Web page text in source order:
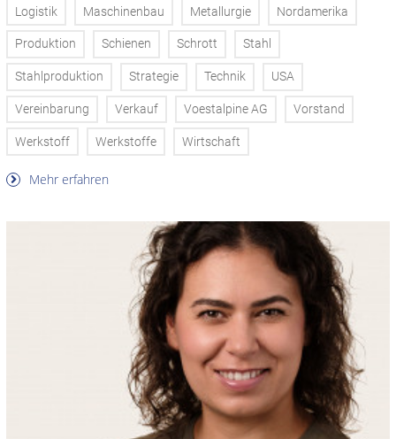
Logistik Maschinenbau Metallurgie Nordamerika
Produktion Schienen Schrott Stahl
Stahlproduktion Strategie Technik USA
Vereinbarung Verkauf Voestalpine AG Vorstand
Werkstoff Werkstoffe Wirtschaft
Mehr erfahren